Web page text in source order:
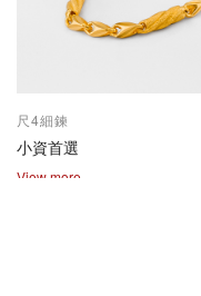
尺4細鍊
小資首選
View more